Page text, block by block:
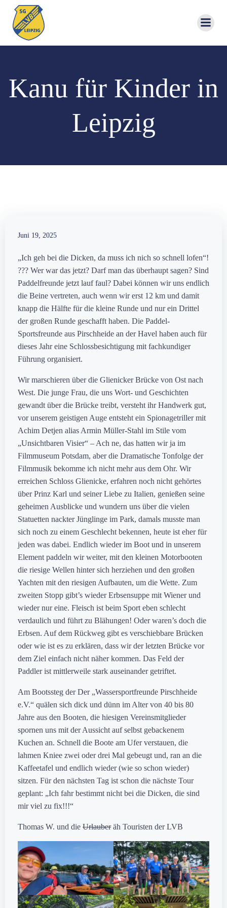
Kanu für Kinder in
Leipzig
Juni 19, 2025
„Ich geh bei die Dicken, da muss ich nich so schnell lofen“!
??? Wer war das jetzt? Darf man das überhaupt sagen? Sind
Paddelfreunde jetzt lauf faul? Dabei können wir uns endlich
die Beine vertreten, auch wenn wir erst 12 km und damit
knapp die Hälfte für die kleine Runde und nur ein Drittel
der großen Runde geschafft haben. Die Paddel-
Sportsfreunde aus Pirschheide an der Havel haben auch für
dieses Jahr eine Schlossbesichtigung mit fachkundiger
Führung organisiert.
Wir marschieren über die Glienicker Brücke von Ost nach
West. Die junge Frau, die uns Wort- und Geschichten
gewandt über die Brücke treibt, versteht ihr Handwerk gut,
vor unserem geistigen Auge entsteht ein Spionagetriller mit
Achim Detjen alias Armin Müller-Stahl im Stile vom
„Unsichtbaren Visier“ – Ach ne, das hatten wir ja im
Filmmuseum Potsdam, aber die Dramatische Tonfolge der
Filmmusik bekomme ich nicht mehr aus dem Ohr. Wir
erreichen Schloss Glienicke, erfahren noch nicht gehörtes
über Prinz Karl und seiner Liebe zu Italien, genießen seine
geheimen Ausblicke und wundern uns über die vielen
Statuetten nackter Jünglinge im Park, damals musste man
sich noch zu einem Geschlecht bekennen, heute ist eher für
jeden was dabei. Endlich wieder im Boot und in unserem
Element paddeln wir weiter, mit den kleinen Motorbooten
die riesige Wellen hinter sich herziehen und den großen
Yachten mit den riesigen Aufbauten, um die Wette. Zum
zweiten Stopp gibt’s wieder Erbsensuppe mit Wiener und
wieder nur eine. Fleisch ist beim Sport eben schlecht
verdaulich und führt zu Blähungen! Oder waren’s doch die
Erbsen. Auf dem Rückweg gibt es verschiebbare Brücken
oder wie ist es zu erklären, dass wir der letzten Brücke vor
dem Ziel einfach nicht näher kommen. Das Feld der
Paddler ist mittlerweile stark auseinander getriftet.
Am Bootssteg der Der „Wassersportfreunde Pirschheide
e.V.“ quälen sich dick und dünn im Alter von 40 bis 80
Jahre aus den Booten, die hiesigen Vereinsmitglieder
spornen uns mit der Aussicht auf selbst gebackenem
Kuchen an. Schnell die Boote am Ufer verstauen, die
lahmen Kniee zwei oder drei Mal gebeugt und, ran an die
Kaffeetafel und endlich wieder (wie so schon wieder)
sitzen. Für den nächsten Tag ist schon die nächste Tour
geplant: „Ich fahr bestimmt nicht bei die Dicken, die sind
mir viel zu fix!!!“
Thomas W. und die Urlauberäh Touristen der LVB